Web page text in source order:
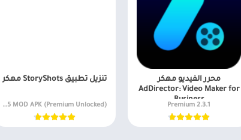
محرر الفيديو مهكر
AdDirector: Video Maker for
Business
2.3.1 Premium
تنزيل تطبيق StoryShots مهكر
v2.8.25 MOD APK (Premium Unlocked)